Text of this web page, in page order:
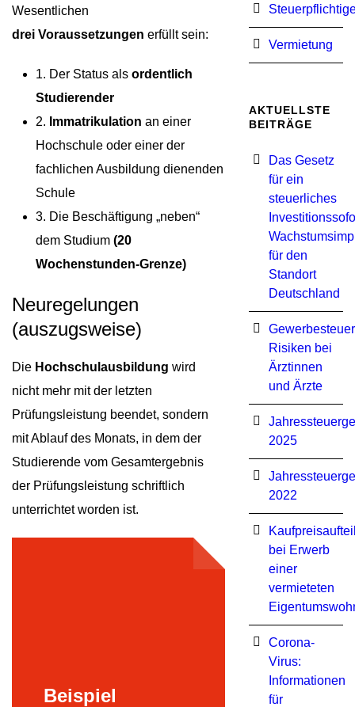
Wesentlichen
drei Voraussetzungen erfüllt sein:
1. Der Status als ordentlich
Studierender
2. Immatrikulation an einer
Hochschule oder einer der
fachlichen Ausbildung dienenden
Schule
3. Die Beschäftigung „neben“
dem Studium (20
Wochenstunden-Grenze)
Neuregelungen
(auszugsweise)
Die Hochschulausbildung wird
nicht mehr mit der letzten
Prüfungsleistung beendet, sondern
mit Ablauf des Monats, in dem der
Studierende vom Gesamtergebnis
der Prüfungsleistung schriftlich
unterrichtet worden ist.
Beispiel
Vermietung
AKTUELLSTE
BEITRÄGE
Das Gesetz
für ein
steuerliches
für den
Standort
Deutschland
Risiken bei
Ärztinnen
und Ärzte
2025
2022
bei Erwerb
einer
vermieteten
Corona-
Virus:
Informationen
für